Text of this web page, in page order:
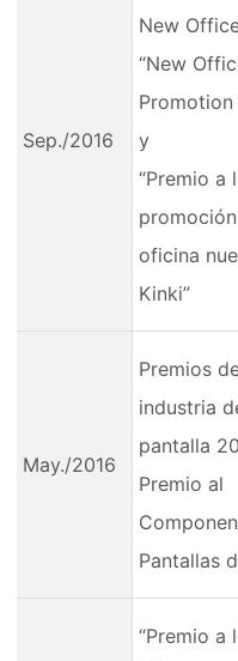
Sep./2016
New
“New
Promotion
y
“Premio a
oficina
Kinki”
May./2016
Premios
industria
pantalla
Premio al
Pantallas
“Premio a